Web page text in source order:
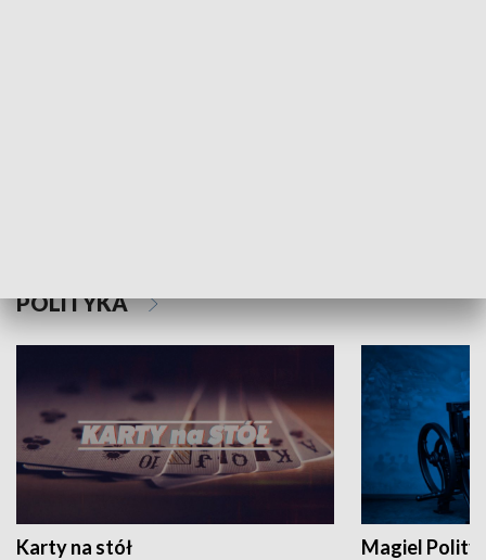
POLITYKA
Karty na stół Magiel